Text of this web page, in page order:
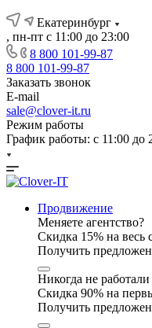
Екатеринбург
, пн-пт с 11:00 до 23:00
8 800 101-99-87
8 800 101-99-87
Заказать звонок
E-mail
sale@clover-it.ru
Режим работы
График работы: с 11:00 до
Продвижение
Меняете агентство?
Скидка 15% на весь
Получить
Никогда не
Скидка 90% на
Получить